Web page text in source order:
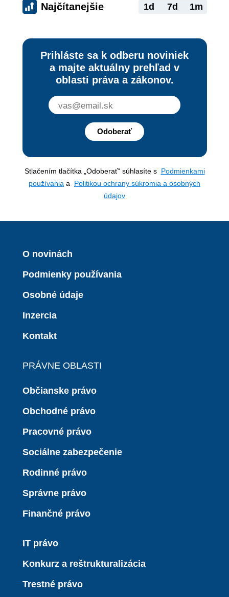
Najčítanejšie 1d 7d 1m
Prihláste sa k odberu noviniek
a majte aktuálny prehľad v
oblasti práva a zákonov.
Odoberať
Stlačením tlačítka „Odoberať“ súhlasíte s Podmienkami
používania a Politikou ochrany súkromia a osobných
údajov
O novinách
Podmienky používania
Osobné údaje
Inzercia
Kontakt
PRÁVNE OBLASTI
Občianske právo
Obchodné právo
Pracovné právo
Sociálne zabezpečenie
Rodinné právo
Správne právo
Finančné právo
IT právo
Konkurz a reštrukturalizácia
Trestné právo